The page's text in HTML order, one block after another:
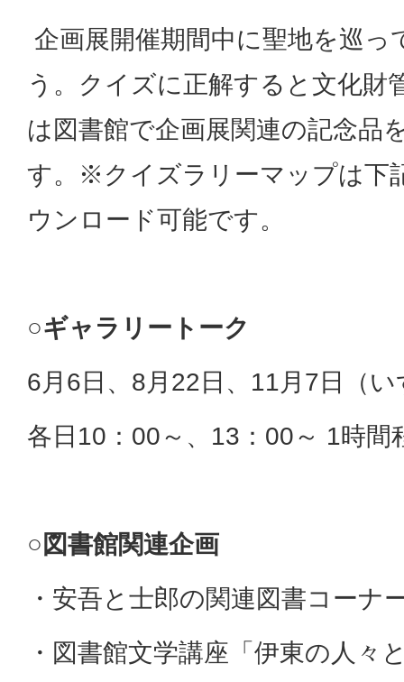
企画展開催期間中に聖地を巡っ
う。クイズに正解すると文化財
は図書館で企画展関連の記念品
す。※クイズラリーマップは下
ウンロード可能です。
○ギャラリートーク
6月6日、8月22日、11月7日（
各日10：00～、13：00～ 1時間
○図書館関連企画
・安吾と士郎の関連図書コーナ
・図書館文学講座「伊東の人々